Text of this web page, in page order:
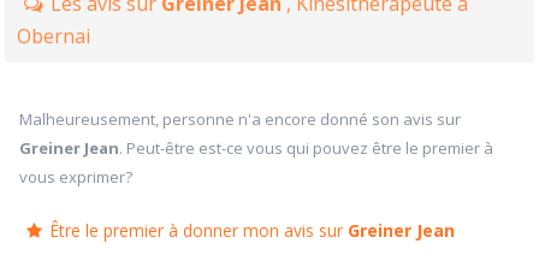
Obernai
Malheureusement, personne n'a encore donné son avis sur
Greiner Jean. Peut-être est-ce vous qui pouvez être le premier à
vous exprimer?
Être le premier à donner mon avis sur Greiner Jean